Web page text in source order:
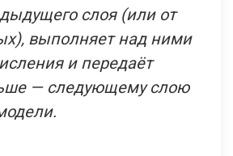
слоя (или от
выполняет над ними
и передаёт
— следующему слою